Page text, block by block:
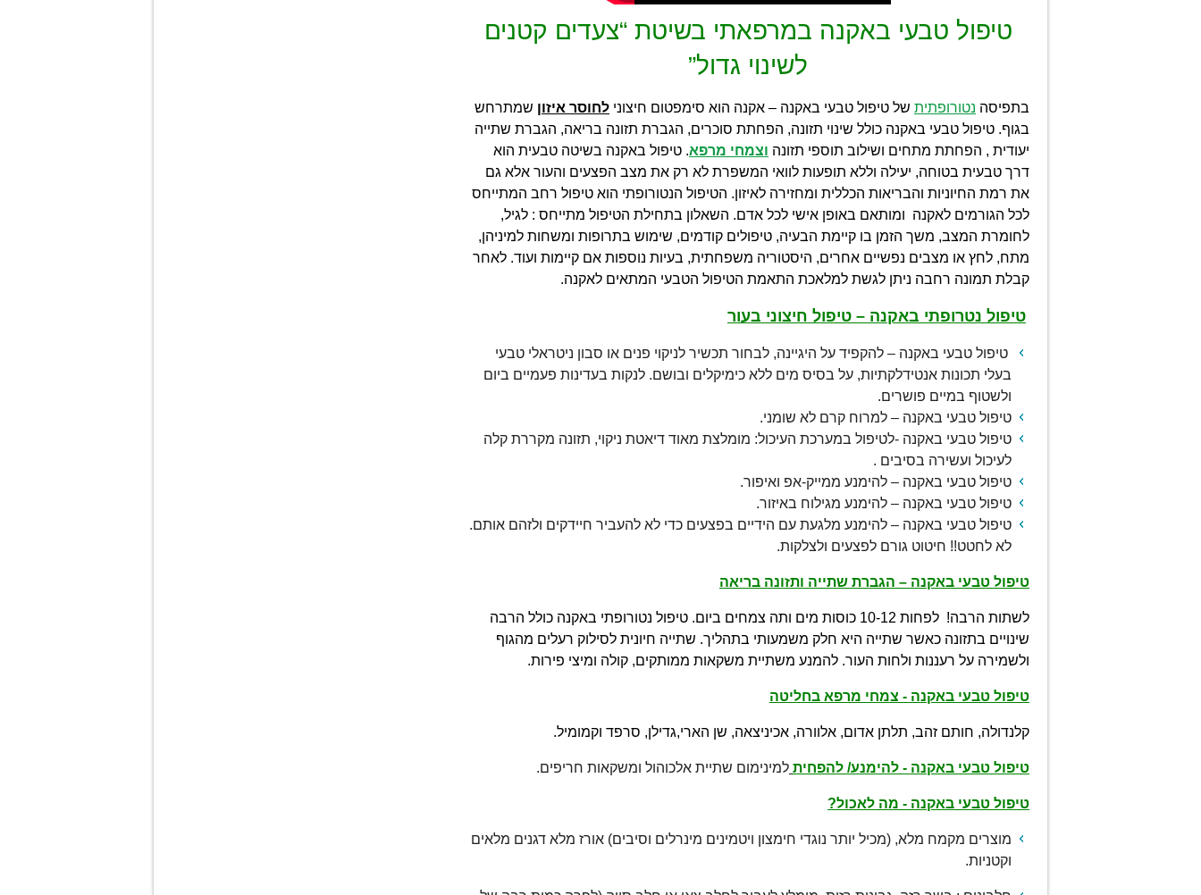
טיפול טבעי באקנה במרפאתי בשיטת “צעדים קטנים
לשינוי גדול”
בתפיסה נטורופתית של טיפול טבעי באקנה – אקנה הוא סימפטום חיצוני לחוסר איזון שמתרחש
בגוף. טיפול טבעי באקנה כולל שינוי תזונה, הפחתת סוכרים, הגברת תזונה בריאה, הגברת שתייה
יעודית , הפחתת מתחים ושילוב תוספי תזונה וצמחי מרפא. טיפול באקנה בשיטה טבעית הוא
דרך טבעית בטוחה, יעילה וללא תופעות לוואי המשפרת לא רק את מצב הפצעים והעור אלא גם
את רמת החיוניות והבריאות הכללית ומחזירה לאיזון. הטיפול הנטורופתי הוא טיפול רחב המתייחס
לכל הגורמים לאקנה ומותאם באופן אישי לכל אדם. השאלון בתחילת הטיפול מתייחס : לגיל,
לחומרת המצב, משך הזמן בו קיימת הבעיה, טיפולים קודמים, שימוש בתרופות ומשחות למיניהן,
מתח, לחץ או מצבים נפשיים אחרים, היסטוריה משפחתית, בעיות נוספות אם קיימות ועוד. לאחר
קבלת תמונה רחבה ניתן לגשת למלאכת התאמת הטיפול הטבעי המתאים לאקנה.
טיפול נטרופתי באקנה – טיפול חיצוני בעור
טיפול טבעי באקנה – להקפיד על היגיינה, לבחור תכשיר לניקוי פנים או סבון ניטראלי טבעי
בעלי תכונות אנטידלקתיות, על בסיס מים ללא כימיקלים ובושם. לנקות בעדינות פעמיים ביום
ולשטוף במיים פושרים.
טיפול טבעי באקנה – למרוח קרם לא שומני.
טיפול טבעי באקנה -לטיפול במערכת העיכול: מומלצת מאוד דיאטת ניקוי, תזונה מקררת קלה
לעיכול ועשירה בסיבים .
טיפול טבעי באקנה – להימנע ממייק-אפ ואיפור.
טיפול טבעי באקנה – להימנע מגילוח באיזור.
טיפול טבעי באקנה – להימנע מלגעת עם הידיים בפצעים כדי לא להעביר חיידקים ולזהם אותם.
לא לחטט!! חיטוט גורם לפצעים ולצלקות.
טיפול טבעי באקנה – הגברת שתייה ותזונה בריאה
לשתות הרבה! לפחות 10-12 כוסות מים
ותה צמחים ביום. טיפול נטורופתי באקנה כולל הרבה
שינויים בתזונה כאשר שתייה היא חלק משמעותי בתהליך. שתייה חיונית לסילוק רעלים מהגוף
ולשמירה על רעננות ולחות העור. להמנע משתיית משקאות ממותקים, קולה ומיצי פירות.
טיפול טבעי באקנה - צמחי מרפא בחליטה
קלנדולה, חותם זהב, תלתן אדום, אלוורה, אכיניצאה, שן הארי,גדילן, סרפד וקמומיל.
טיפול טבעי באקנה - להימנע/ להפחית למינימום שתיית אלכוהול ומשקאות חריפים.
טיפול טבעי באקנה - מה לאכול?
מוצרים מקמח מלא, (מכיל יותר נוגדי חימצון ויטמינים מינרלים וסיבים) אורז מלא דגנים מלאים
וקטניות.